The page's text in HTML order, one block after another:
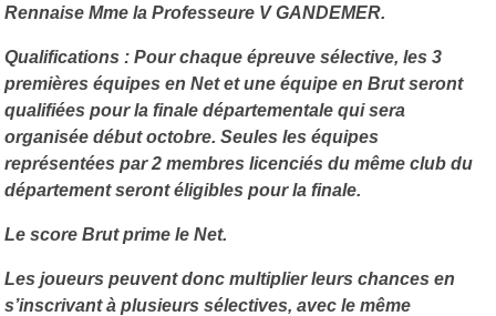
Rennaise Mme la Professeure V GANDEMER.
Qualifications : Pour chaque épreuve sélective, les 3
premières équipes en Net et une équipe en Brut seront
qualifiées pour la finale départementale qui sera
organisée début octobre. Seules les équipes
représentées par 2 membres licenciés du même club du
département seront éligibles pour la finale.
Le score Brut prime le Net.
Les joueurs peuvent donc multiplier leurs chances en
s’inscrivant à plusieurs sélectives, avec le même